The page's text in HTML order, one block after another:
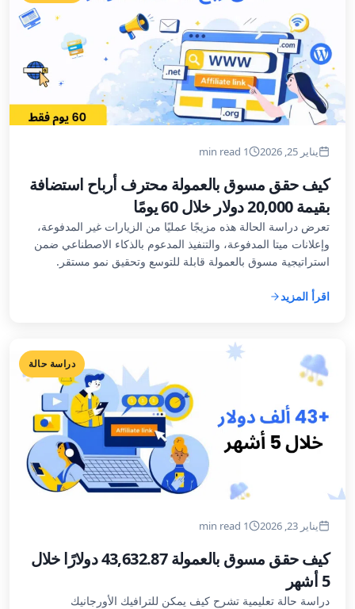
يناير 25, 2026 1 min read
كيف حقق مسوق بالعمولة محترف أرباح استضافة
بقيمة 20,000 دولار خلال 60 يومًا
تعرض دراسة الحالة هذه مزيجًا عمليًا من الزيارات غير المدفوعة،
وإعلانات ميتا المدفوعة، والتنفيذ المدعوم بالذكاء الاصطناعي ضمن
استراتيجية مسوق بالعمولة قابلة للتوسع وتحقيق نمو مستقر.
اقرأ المزيد
دراسة حالة
يناير 23, 2026 1 min read
كيف حقق مسوق بالعمولة 43,632.87 دولارًا خلال
5 أشهر
دراسة حالة تعليمية تشرح كيف يمكن للترافيك الأورجانيك